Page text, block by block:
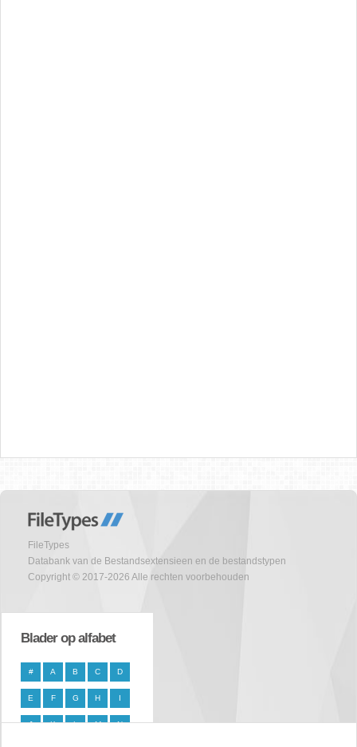
FileTypes
Databank van de Bestandsextensieen en de bestandstypen
Copyright © 2017-2026 Alle rechten voorbehouden
Blader op alfabet
# A B C D
E F G H I
J K L M N